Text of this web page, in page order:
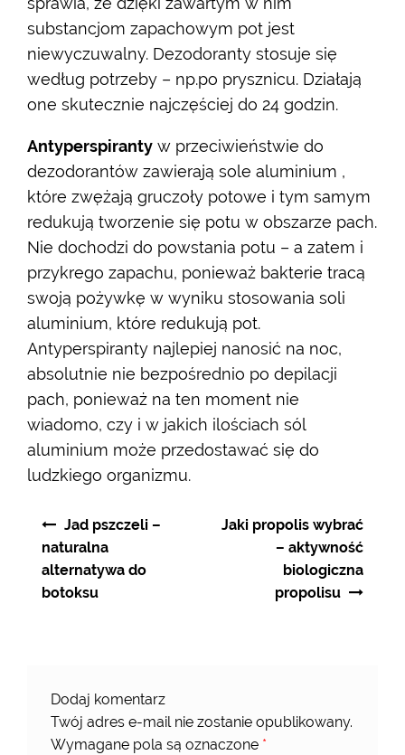
substancjom zapachowym pot jest
niewyczuwalny. Dezodoranty stosuje się
według potrzeby – np.po prysznicu. Działają
one skutecznie najczęściej do 24 godzin.
Antyperspiranty w przeciwieństwie do
dezodorantów zawierają sole aluminium ,
które zwężają gruczoły potowe i tym samym
redukują tworzenie się potu w obszarze pach.
Nie dochodzi do powstania potu – a zatem i
przykrego zapachu, ponieważ bakterie tracą
swoją pożywkę w wyniku stosowania soli
aluminium, które redukują pot.
Antyperspiranty najlepiej nanosić na noc,
absolutnie nie bezpośrednio po depilacji
pach, ponieważ na ten moment nie
wiadomo, czy i w jakich ilościach sól
aluminium może przedostawać się do
ludzkiego organizmu.
Nawigacja
wpisu
Jad pszczeli –
naturalna
alternatywa do
botoksu
Jaki propolis wybrać
– aktywność
biologiczna
propolisu
Dodaj komentarz
Twój adres e-mail nie zostanie opublikowany.
Wymagane pola są oznaczone *